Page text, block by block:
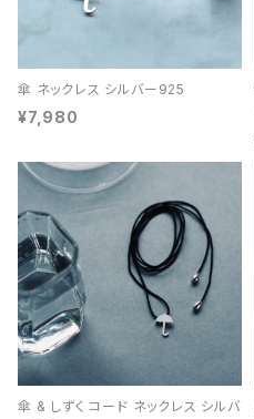
傘 ネックレス シルバー925
¥7,980
傘 & しずく コード ネックレス シルバ